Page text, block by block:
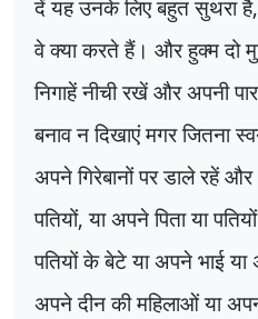
दें यह उनके लिए बहुत सुथरा है
वे क्या करते हैं। और हुक्म दो
निगाहें नीची रखें और अपनी
बनाव न दिखाएं मगर जितना
अपने गिरेबानों पर डाले रहें
पतियों,या अपने पिता या
पतियों के बेटे या अपने भाई
अपने दीन की महिलाओं या